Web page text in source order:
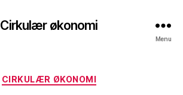
Cirkulær økonomi
Menu
Kategorier
CIRKULÆR ØKONOMI